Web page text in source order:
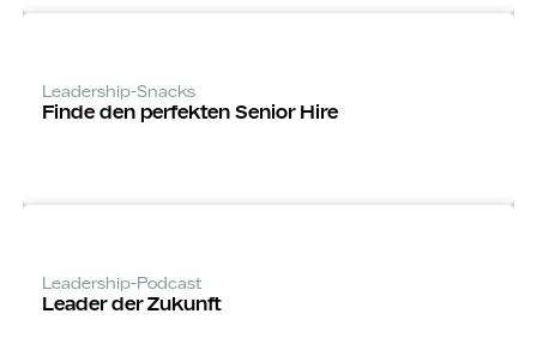
Leadership-Snacks
Finde den perfekten Senior Hire
Leadership-Podcast
Leader der Zukunft